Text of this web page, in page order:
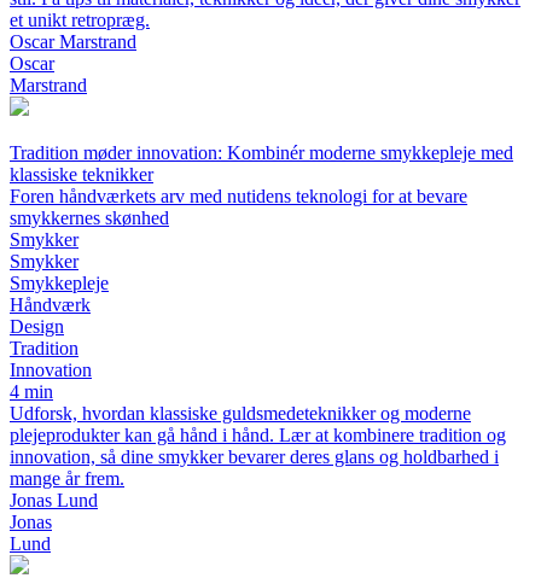
et unikt retropræg.
Oscar Marstrand
Oscar
Marstrand
Tradition møder innovation: Kombinér moderne smykkepleje med
klassiske teknikker
Foren håndværkets arv med nutidens teknologi for at bevare
smykkernes skønhed
Smykker
Smykker
Smykkepleje
Håndværk
Design
Tradition
Innovation
4 min
Udforsk, hvordan klassiske guldsmedeteknikker og moderne
plejeprodukter kan gå hånd i hånd. Lær at kombinere tradition og
innovation, så dine smykker bevarer deres glans og holdbarhed i
mange år frem.
Jonas Lund
Jonas
Lund